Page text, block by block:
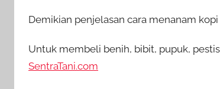
Demikian penjelasan cara menanam
Untuk membeli benih, bibit, pupuk,
SentraTani.com